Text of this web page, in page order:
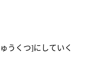
うくつ]にしていく